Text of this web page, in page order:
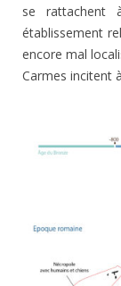
se rattachent
établissement
encore mal
Carmes incitent